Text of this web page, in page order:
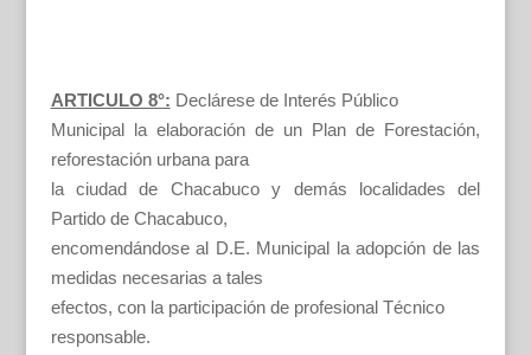
ARTICULO 8°: Declárese de Interés Público
Municipal la elaboración de un Plan de Forestación,
reforestación urbana para
la ciudad de Chacabuco y demás localidades del
Partido de Chacabuco,
encomendándose al D.E. Municipal la adopción de las
medidas necesarias a tales
efectos, con la participación de profesional Técnico
responsable.